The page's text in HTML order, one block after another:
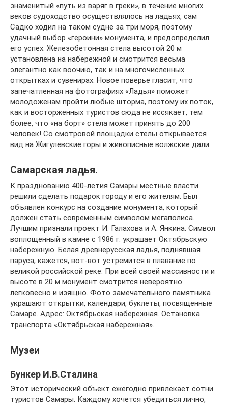
знаменитый «путь из варяг в греки», в течение многих
веков судоходство осуществлялось на ладьях, сам
Садко ходил на таком судне за три моря, поэтому
удачный выбор «героини» монумента, и предопределил
его успех. Железобетонная стела высотой 20 м
установлена на набережной и смотрится весьма
элегантно как воочию, так и на многочисленных
открытках и сувенирах. Новое поверье гласит, что
запечатленная на фотографиях «Ладья» поможет
молодоженам пройти любые шторма, поэтому их поток,
как и восторженных туристов сюда не иссякает, тем
более, что «на борт» стела может принять до 200
человек! Со смотровой площадки стелы открывается
вид на Жигулевские горы и живописные волжские дали.
Самарская ладья.
К празднованию 400-летия Самары местные власти
решили сделать подарок городу и его жителям. Был
объявлен конкурс на создание монумента, который
должен стать современным символом мегаполиса.
Лучшим признали проект И. Галахова и А. Янкина. Символ
воплощенный в камне с 1986 г. украшает Октябрьскую
набережную. Белая древнерусская ладья, поднявшая
паруса, кажется, вот-вот устремится в плавание по
великой российской реке. При всей своей массивности и
высоте в 20 м монумент смотрится невероятно
легковесно и изящно. Фото замечательного памятника
украшают открытки, календари, буклеты, посвященные
Самаре. Адрес: Октябрьская набережная. Остановка
транспорта «Октябрьская набережная».
Музеи
Бункер И.В.Сталина
Этот исторический объект ежегодно привлекает сотни
туристов Самары. Каждому хочется убедиться лично,